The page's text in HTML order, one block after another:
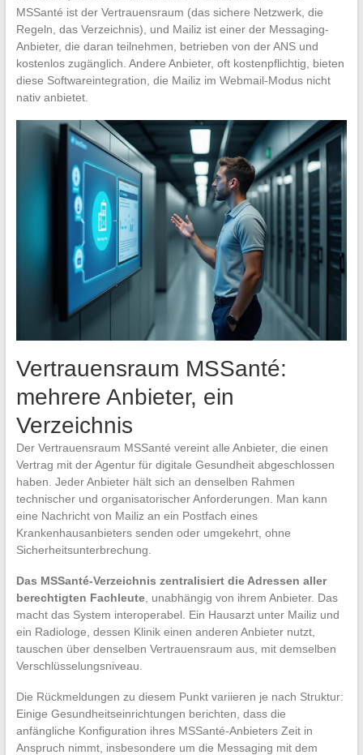
MSSanté ist der Vertrauensraum (das sichere Netzwerk, die
Regeln, das Verzeichnis), und Mailiz ist einer der Messaging-
Anbieter, die daran teilnehmen, betrieben von der ANS und
kostenlos zugänglich. Andere Anbieter, oft kostenpflichtig, bieten
diese Softwareintegration, die Mailiz im Webmail-Modus nicht
nativ anbietet.
Vertrauensraum MSSanté:
mehrere Anbieter, ein
Verzeichnis
Der Vertrauensraum MSSanté vereint alle Anbieter, die einen
Vertrag mit der Agentur für digitale Gesundheit abgeschlossen
haben. Jeder Anbieter hält sich an denselben Rahmen
technischer und organisatorischer Anforderungen. Man kann
eine Nachricht von Mailiz an ein Postfach eines
Krankenhausanbieters senden oder umgekehrt, ohne
Sicherheitsunterbrechung.
Das MSSanté-Verzeichnis zentralisiert die Adressen aller
berechtigten Fachleute, unabhängig von ihrem Anbieter. Das
macht das System interoperabel. Ein Hausarzt unter Mailiz und
ein Radiologe, dessen Klinik einen anderen Anbieter nutzt,
tauschen über denselben Vertrauensraum aus, mit demselben
Verschlüsselungsniveau.
Die Rückmeldungen zu diesem Punkt variieren je nach Struktur:
Einige Gesundheitseinrichtungen berichten, dass die
anfängliche Konfiguration ihres MSSanté-Anbieters Zeit in
Anspruch nimmt, insbesondere um die Messaging mit dem